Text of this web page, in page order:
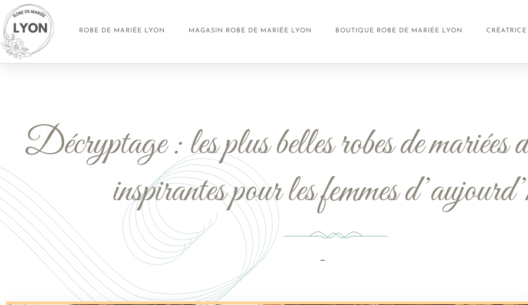
ROBE DE MARIÉE LYON MAGASIN ROBE DE MARIÉE LYON BOUTIQUE ROBE DE MARIÉE LYON
Décryptage : les plus belles robes de mariées
inspirantes pour les femmes
Aucun Commentaire